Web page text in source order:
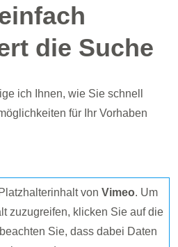
die Suche
ich Ihnen, wie Sie schnell
für Ihr Vorhaben
vonVimeo. Um
zuzugreifen, klicken Sie auf die
Sie, dass dabei Daten